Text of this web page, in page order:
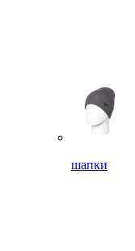
шапки